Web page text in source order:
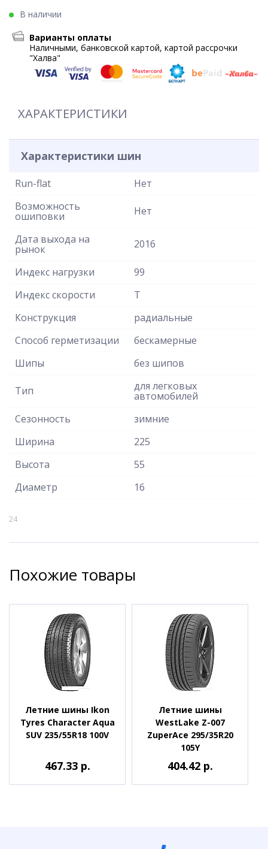
В наличии
Варианты оплаты
Наличными, банковской картой, картой рассрочки
"Халва"
ХАРАКТЕРИСТИКИ
Характеристики шин
Run-flat
Нет
Возможность
ошиповки Нет
Дата выхода на
рынок 2016
Индекс нагрузки
99
Индекс скорости
T
Конструкция
радиальные
Способ герметизации
бескамерные
Шипы
без шипов
Тип для легковых
автомобилей
Сезонность
зимние
Ширина
225
Высота
55
Диаметр
16
24
Похожие товары
Летние шины Ikon
Tyres Character Aqua
SUV 235/55R18 100V
467.33 р.
Летние шины
WestLake Z-007
ZuperAce 295/35R20
105Y
404.42 р.